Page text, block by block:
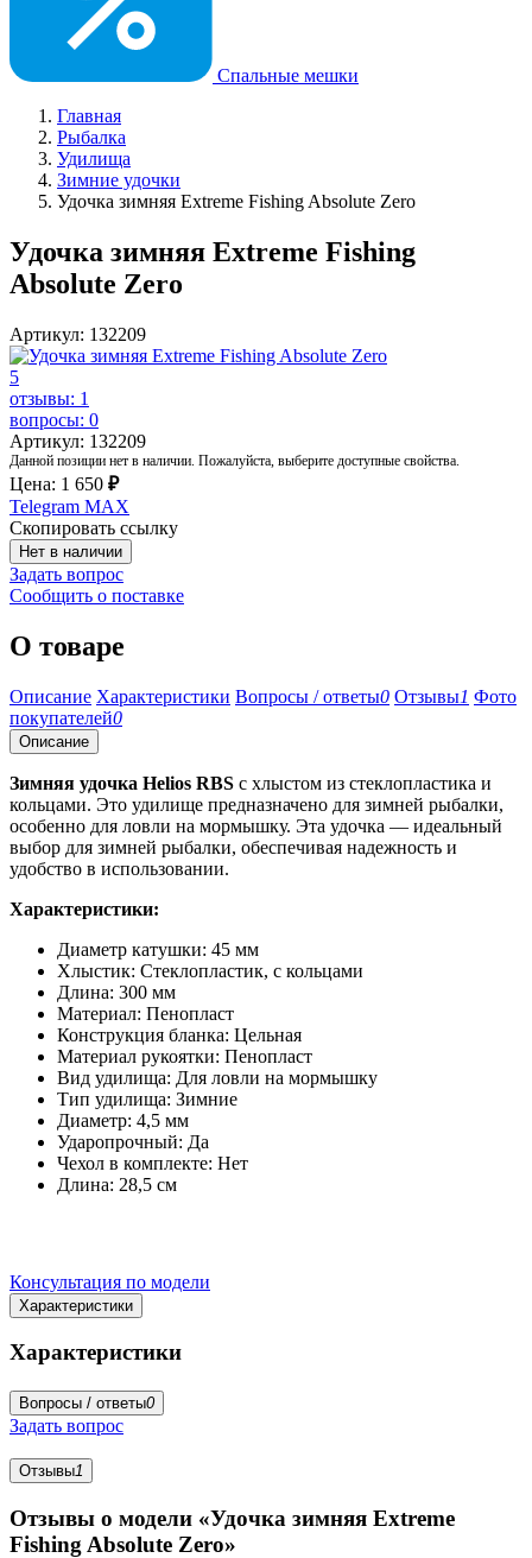
Спальные мешки
Главная
Рыбалка
Удилища
Зимние удочки
Удочка зимняя Extreme Fishing Absolute Zero
Удочка зимняя Extreme Fishing
Absolute Zero
Артикул: 132209
5
отзывы: 1
вопросы: 0
Артикул: 132209
Данной позиции нет в наличии. Пожалуйста, выберите доступные свойства.
Цена: 1 650 ₽
Telegram MAX
Скопировать ссылку
Нет в наличии
Задать вопрос
Сообщить о поставке
О товаре
Описание Характеристики Вопросы / ответы0 Отзывы1 Фото
покупателей0
Описание
Зимняя удочка Helios RBS с хлыстом из стеклопластика и
кольцами. Это удилище предназначено для зимней рыбалки,
особенно для ловли на мормышку. Эта удочка — идеальный
выбор для зимней рыбалки, обеспечивая надежность и
удобство в использовании.
Характеристики:
Диаметр катушки: 45 мм
Хлыстик: Стеклопластик, с кольцами
Длина: 300 мм
Материал: Пенопласт
Конструкция бланка: Цельная
Материал рукоятки: Пенопласт
Вид удилища: Для ловли на мормышку
Тип удилища: Зимние
Диаметр: 4,5 мм
Ударопрочный: Да
Чехол в комплекте: Нет
Длина: 28,5 см
Консультация по модели
Характеристики
Характеристики
Вопросы / ответы0
Задать вопрос
Отзывы1
Отзывы о модели «Удочка зимняя Extreme
Fishing Absolute Zero»